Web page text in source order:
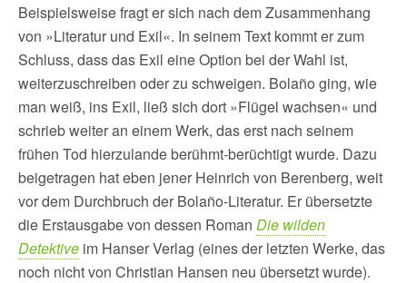
Beispielsweise fragt er sich nach dem Zusammenhang
von »Literatur und Exil«. In seinem Text kommt er zum
Schluss, dass das Exil eine Option bei der Wahl ist,
weiterzuschreiben oder zu schweigen. Bolaño ging, wie
man weiß, ins Exil, ließ sich dort »Flügel wachsen« und
schrieb weiter an einem Werk, das erst nach seinem
frühen Tod hierzulande berühmt-berüchtigt wurde. Dazu
beigetragen hat eben jener Heinrich von Berenberg, weit
vor dem Durchbruch der Bolaño-Literatur. Er übersetzte
die Erstausgabe von dessen Roman Die wilden
Detektive im Hanser Verlag (eines der letzten Werke, das
noch nicht von Christian Hansen neu übersetzt wurde).